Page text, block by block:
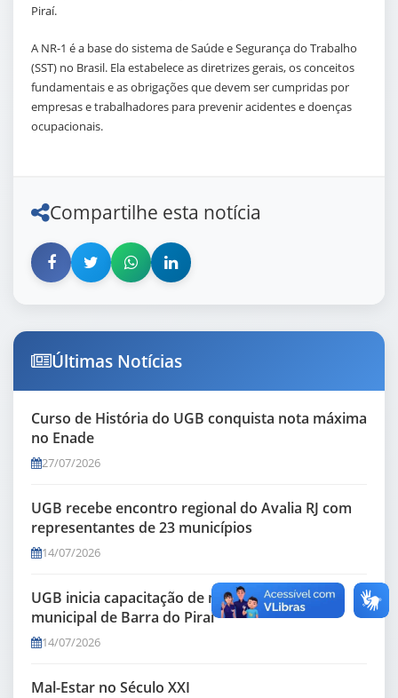
Piraí.
A NR-1 é a base do sistema de Saúde e Segurança do Trabalho
(SST) no Brasil. Ela estabelece as diretrizes gerais, os conceitos
fundamentais e as obrigações que devem ser cumpridas por
empresas e trabalhadores para prevenir acidentes e doenças
ocupacionais.
Compartilhe esta notícia
Últimas Notícias
Curso de História do UGB conquista nota máxima
no Enade
27/07/2026
UGB recebe encontro regional do Avalia RJ com
representantes de 23 municípios
14/07/2026
UGB inicia capacitação de mediadores da rede
municipal de Barra do Piraí
14/07/2026
Mal-Estar no Século XXI